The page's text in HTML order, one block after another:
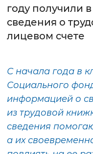
Без
Монохромный
году получили
сведения о
лицевом счете
С начала года в
Социального
информацией о
из трудовой
сведения
а их